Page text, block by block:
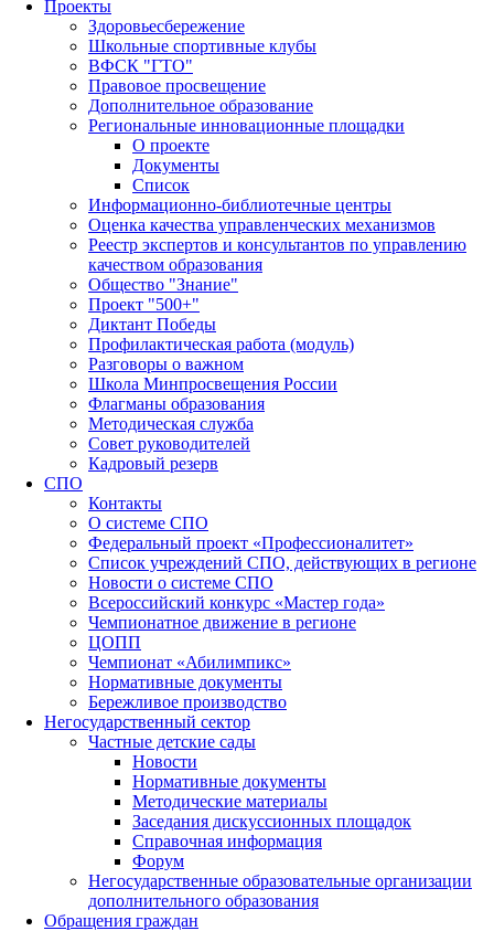
Проекты
Здоровьесбережение
Школьные спортивные клубы
ВФСК "ГТО"
Правовое просвещение
Дополнительное образование
Региональные инновационные площадки
О проекте
Документы
Список
Информационно-библиотечные центры
Оценка качества управленческих механизмов
Реестр экспертов и консультантов по управлению
качеством образования
Общество "Знание"
Проект "500+"
Диктант Победы
Профилактическая работа (модуль)
Разговоры о важном
Школа Минпросвещения России
Флагманы образования
Методическая служба
Совет руководителей
Кадровый резерв
СПО
Контакты
О системе СПО
Федеральный проект «Профессионалитет»
Список учреждений СПО, действующих в регионе
Новости о системе СПО
Всероссийский конкурс «Мастер года»
Чемпионатное движение в регионе
ЦОПП
Чемпионат «Абилимпикс»
Нормативные документы
Бережливое производство
Негосударственный сектор
Частные детские сады
Новости
Нормативные документы
Методические материалы
Заседания дискуссионных площадок
Справочная информация
Форум
Негосударственные образовательные организации
дополнительного образования
Обращения граждан